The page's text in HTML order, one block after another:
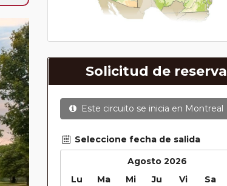
Solicitud de reserva
Este circuito se inicia en Montreal
Seleccione fecha de salida
Agosto 2026
Lu Ma Mi Ju Vi Sa